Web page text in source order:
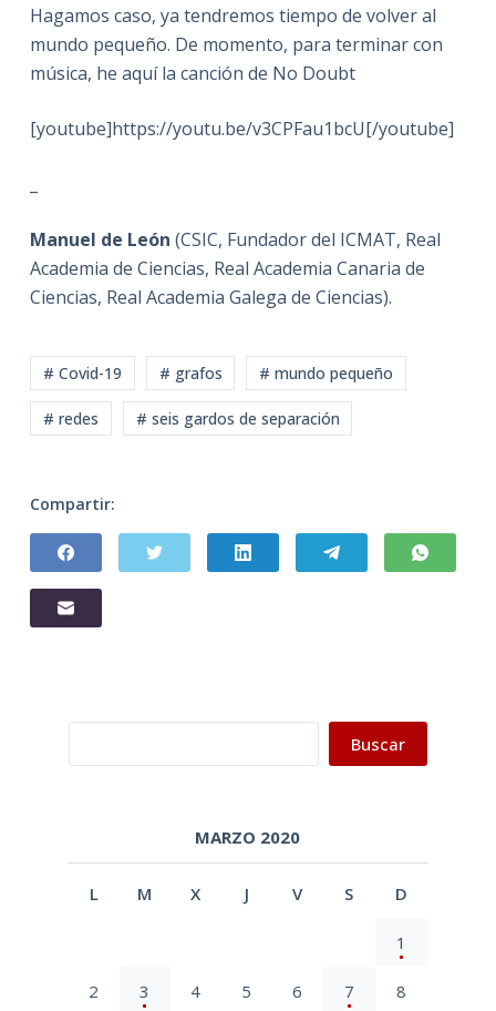
Hagamos caso, ya tendremos tiempo de volver al
mundo pequeño. De momento, para terminar con
música, he aquí la canción de No Doubt
[youtube]https://youtu.be/v3CPFau1bcU[/youtube]
Manuel de León (CSIC, Fundador del ICMAT, Real
Academia de Ciencias, Real Academia Canaria de
Ciencias, Real Academia Galega de Ciencias).
# Covid-19 # grafos # mundo pequeño
# redes # seis gardos de separación
Compartir:
Buscar
MARZO 2020
L M X J V S D
1
2 3 4 5 6 7 8